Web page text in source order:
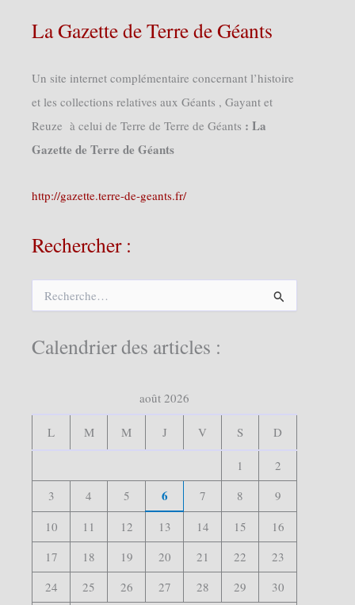
La Gazette de Terre de Géants
Un site internet complémentaire concernant l’histoire
et les collections relatives aux Géants , Gayant et
Reuze à celui de Terre de Terre de Géants : La
Gazette de Terre de Géants
http://gazette.terre-de-geants.fr/
Rechercher :
e
e
Calendrier des articles :
août 2026
L M M J V S D
1
2
3
4 5 6 7 8
9
10
11 12 13 14 15
16
17
18 19 20 21 22
23
24
25 26 27 28 29
30